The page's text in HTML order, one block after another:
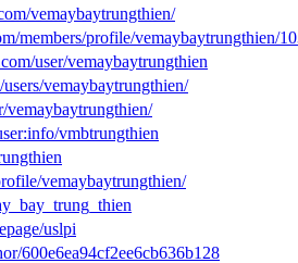
vemaybaytrungthien/
members/profile/vemaybaytrungthien/
user/vemaybaytrungthien
vemaybaytrungthien/
vemaybaytrungthien/
vmbtrungthien
vemaybaytrungthien/
uslpi
600e6ea94cf2ee6cb636b128